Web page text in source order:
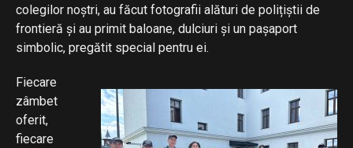
colegilor noștri, au făcut fotografii alături de polițiștii de
frontieră și au primit baloane, dulciuri și un pașaport
simbolic, pregătit special pentru ei.
Fiecare
zâmbet
oferit,
fiecare